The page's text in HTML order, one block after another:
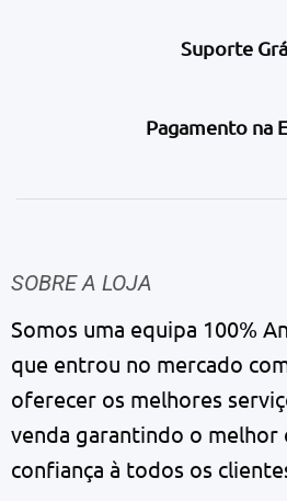
Suporte
Pagamento na
SOBRE A LOJA
Somos uma equipa 100%
que entrou no mercado
oferecer os melhores
venda garantindo o
confiança à todos os